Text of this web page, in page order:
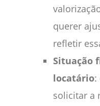
querer
refletir
Situação
locatário:
solicitar a